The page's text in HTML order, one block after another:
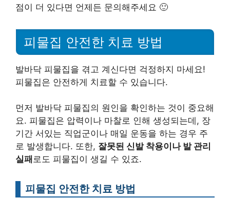
점이 더 있다면 언제든 문의해주세요 🙂
피물집 안전한 치료 방법
발바닥 피물집을 겪고 계신다면 걱정하지 마세요!
피물집은 안전하게 치료할 수 있습니다.
먼저 발바닥 피물집의 원인을 확인하는 것이 중요해
요. 피물집은 압력이나 마찰로 인해 생성되는데, 장
기간 서있는 직업군이나 매일 운동을 하는 경우 주
로 발생합니다. 또한, 잘못된 신발 착용이나 발 관리
실패 로도 피물집이 생길 수 있죠.
피물집 안전한 치료 방법